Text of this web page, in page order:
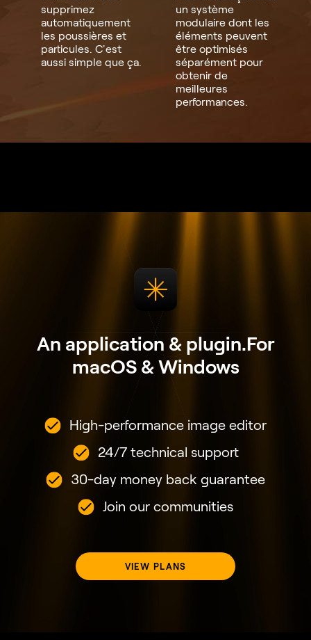
supprimez
automatiquement
les poussières et
particules. C'est
aussi simple que ça.
un système
modulaire dont les
éléments peuvent
être optimisés
séparément pour
obtenir de
meilleures
performances.
An application & plugin.For
macOS & Windows
High-performance image editor
24/7 technical support
30-day money back guarantee
Join our communities
VIEW PLANS